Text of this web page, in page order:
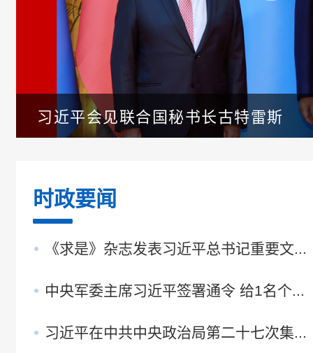
习近平会见联合国秘书长古特雷斯
时政要闻
《求是》杂志发表习近平总书记重要文...
中央军委主席习近平签署通令 给1名个...
习近平在中共中央政治局第二十七次集...